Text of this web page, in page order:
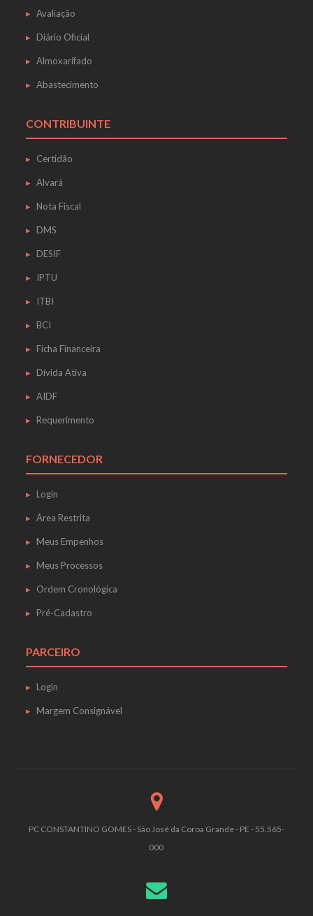
Avaliação
Diário Oficial
Almoxarifado
Abastecimento
CONTRIBUINTE
Certidão
Alvará
Nota Fiscal
DMS
DESIF
IPTU
ITBI
BCI
Ficha Financeira
Dívida Ativa
AIDF
Requerimento
FORNECEDOR
Login
Área Restrita
Meus Empenhos
Meus Processos
Ordem Cronológica
Pré-Cadastro
PARCEIRO
Login
Margem Consignável
PC CONSTANTINO GOMES - São José da Coroa Grande - PE - 55.565-
000